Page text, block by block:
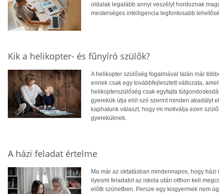
oldalak legalább annyi veszélyt hordoznak
mesterséges intelligencia legfontosabb
Kik a helikopter- és fűnyíró szülők?
A helikopter szülőség fogalmával talán már
ennek csak egy továbbfejlesztett változata,
helikopterszülőség csak egyfajta
gyerekük útja elöl szó szerint minden akadályt
kaphatunk választ, hogy mi motiválja ezen
gyereküknek.
A házi feladat értelme
Ma már az oktatásban mindennapos, hogy
ilyesmi feladatot az iskola után otthon kell
előtti szünetben. Persze egy kisgyermek nem